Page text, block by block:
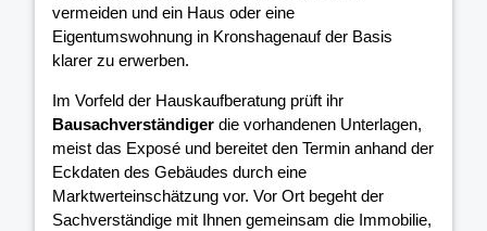
vermeiden und ein Haus oder eine
Eigentumswohnung in Kronshagenauf der Basis
klarer zu erwerben.
Im Vorfeld der Hauskaufberatung prüft ihr
Bausachverständiger die vorhandenen Unterlagen,
meist das Exposé und bereitet den Termin anhand der
Eckdaten des Gebäudes durch eine
Marktwerteinschätzung vor. Vor Ort begeht der
Sachverständige mit Ihnen gemeinsam die Immobilie,